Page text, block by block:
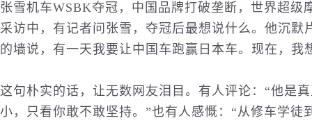
张雪机车WSBK夺冠，中国品牌打破垄断，世界超级
采访中，有记者问张雪，夺冠后最想说什么。他沉默
的墙说，有一天我要让中国车跑赢日本车。现在，我
这句朴实的话，让无数网友泪目。有人评论：“他是
小，只看你敢不敢坚持。”也有人感慨：“从修车学